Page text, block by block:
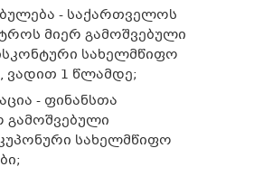
- საქართველოს
მიერ გამოშვებული
სახელმწიფო
ვადით 1 წლამდე;
- ფინანსთა
გამოშვებული
სახელმწიფო